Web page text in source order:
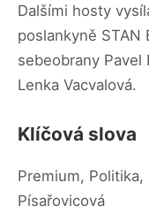
Dalšími hosty
poslankyně STAN
sebeobrany Pavel
Lenka Vacvalová.
Klíčová slova
Premium,
Písařovicová